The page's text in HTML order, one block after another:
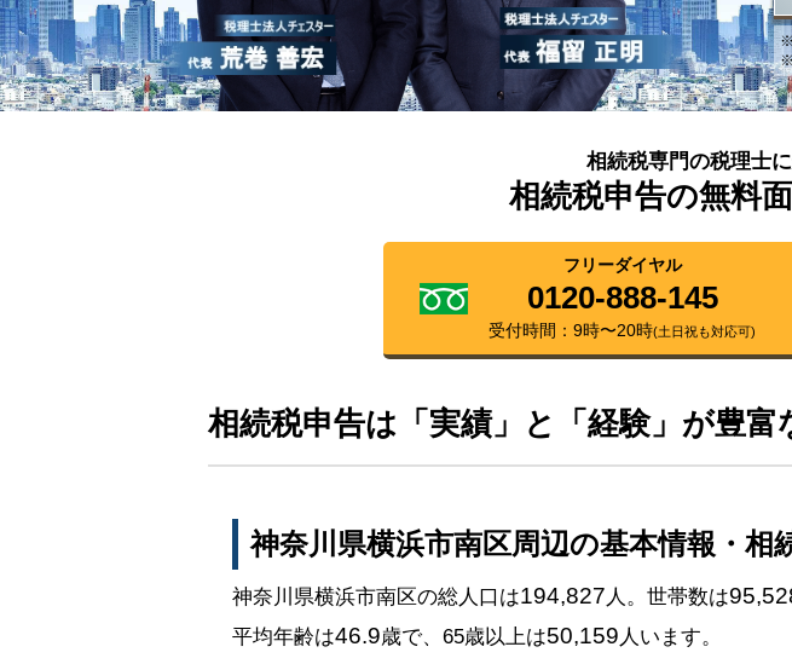
相続税専門の税理士
相続税申告の無料
フリーダイヤル
0120-888-145
受付時間：9時〜20時(土日祝も対応可)
相続税申告は「実績」と「経験」が豊富
神奈川県横浜市南区周辺の基本情報・相
神奈川県横浜市南区の総人口は194,827 人。世帯数は
平均年齢は46.9歳で、65歳以上は50,159 人います。